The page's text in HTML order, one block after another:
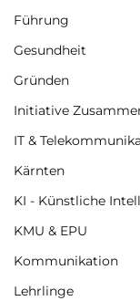
Führung
Gesundheit
Gründen
Initiative
IT &
Kärnten
KI - Künstliche
KMU & EPU
Kommunikation
Lehrlinge